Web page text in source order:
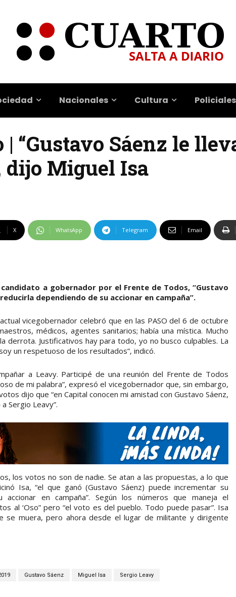
Nacionales Cultura Policiales
“Gustavo Sáenz le
dijo Miguel Isa
X WhatsApp Telegram Email
a gobernador por el Frente de Todos, “Gustavo
dependiendo de su accionar en campaña”.
vicegobernador celebró que en las PASO del 6 de octubre
médicos, agentes sanitarios; había una mística. Mucho
derrota. Justificativos hay para todo, yo no busco culpables. La
un respetuoso de los resultados”, indicó.
a Leavy. Participé de una reunión del Frente de Todos
de mi palabra”, expresó el vicegobernador que, sin embargo,
dijo que “en Capital conocen mi amistad con Gustavo Sáenz,
Sergio Leavy”.
los votos no son de nadie. Se atan a las propuestas, a lo que
Isa, “el que ganó (Gustavo Sáenz) puede incrementar su
en campaña”. Según los números que maneja el
al ‘Oso” pero “el voto es del pueblo. Todo puede pasar”. Isa
se muera, pero ahora desde el lugar de militante y dirigente
Gustavo Sáenz Miguel Isa Sergio Leavy